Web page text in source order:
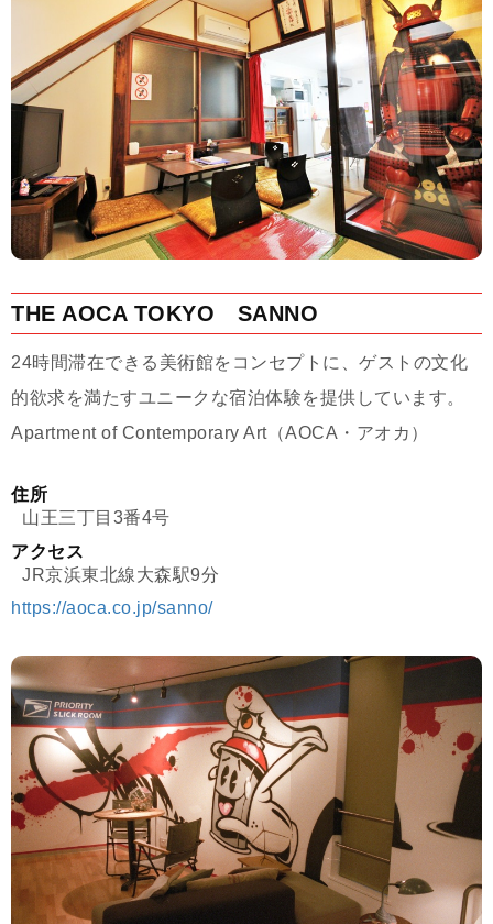
THE AOCA TOKYO SANNO
24時間滞在できる美術館をコンセプトに、ゲストの文化
的欲求を満たすユニークな宿泊体験を提供しています。
Apartment of Contemporary Art（AOCA・アオカ）
住所
山王三丁目3番4号
アクセス
JR京浜東北線大森駅9分
https://aoca.co.jp/sanno/